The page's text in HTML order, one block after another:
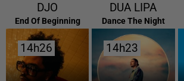
DJO
End Of Beginning
DUA LIPA
Dance The Night
14h26
14h26 14h23
14h23